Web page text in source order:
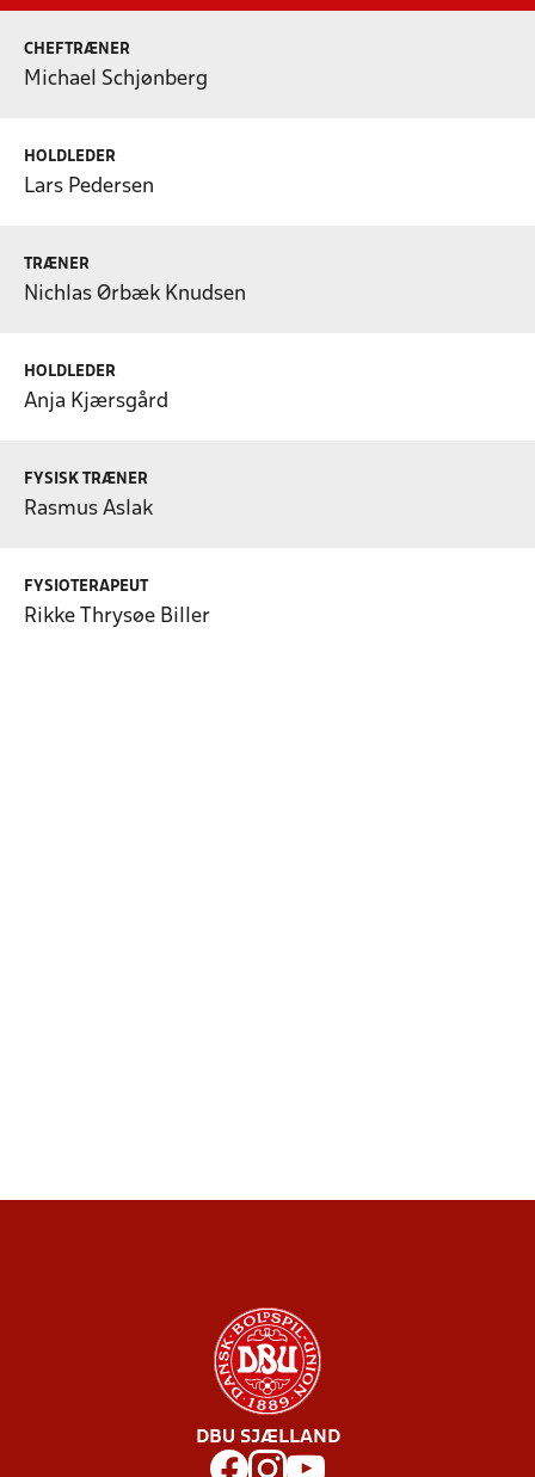
CHEFTRÆNER
Michael Schjønberg
HOLDLEDER
Lars Pedersen
TRÆNER
Nichlas Ørbæk Knudsen
HOLDLEDER
Anja Kjærsgård
FYSISK TRÆNER
Rasmus Aslak
FYSIOTERAPEUT
Rikke Thrysøe Biller
DBU SJÆLLAND